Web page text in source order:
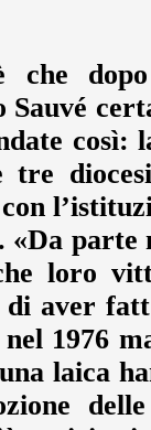
dopo
tre
parte
loro
aver
1976
laica